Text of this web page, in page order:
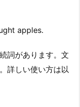
apples.
詞があります。文
詳しい使い方は以